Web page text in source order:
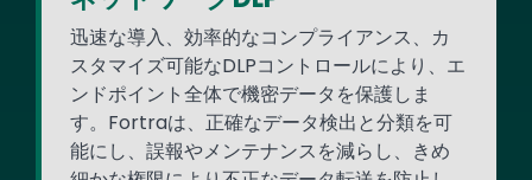
迅速な導入、効率的なコンプライアンス、カ
スタマイズ可能なDLPコントロールにより、エ
ンドポイント全体で機密データを保護しま
す。Fortraは、正確なデータ検出と分類を可
能にし、誤報やメンテナンスを減らし、きめ